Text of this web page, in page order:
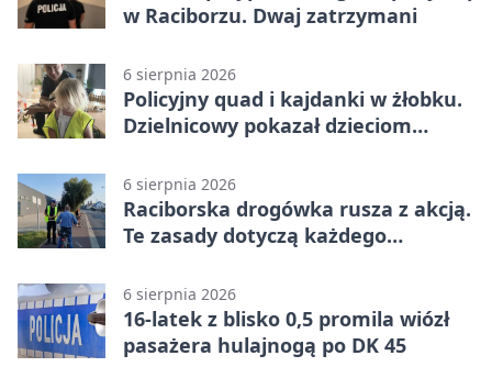
w Raciborzu. Dwaj zatrzymani
6 sierpnia 2026
Policyjny quad i kajdanki w żłobku.
Dzielnicowy pokazał dzieciom
6 sierpnia 2026
Raciborska drogówka rusza z akcją.
Te zasady dotyczą każdego
6 sierpnia 2026
16-latek z blisko 0,5 promila wiózł
pasażera hulajnogą po DK 45